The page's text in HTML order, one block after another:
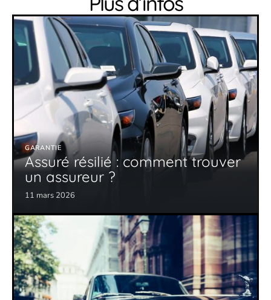
GARANTIE
Assuré résilié : comment trouver
un assureur ?
11 mars 2026